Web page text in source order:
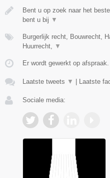
Bent u op zoek naar het
bent u bij ▼
Burgerlijk recht, Bouwrecht,
Huurrecht,
▼
Er wordt gewerkt op afspraak.
Laatste tweets ▼ Laatste
Sociale media: